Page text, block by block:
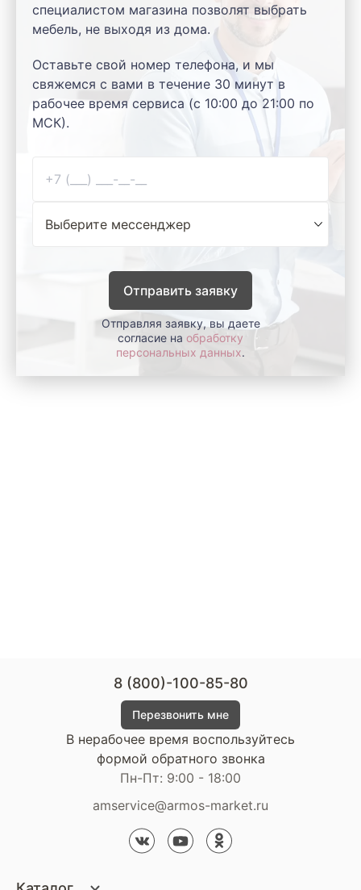
специалистом магазина позволят выбрать
мебель, не выходя из дома.
Оставьте свой номер телефона, и мы
свяжемся с вами в течение 30 минут в
рабочее время сервиса (с 10:00 до 21:00 по
МСК).
Отправить заявку
Отправляя заявку, вы даете
согласие на обработку
персональных данных.
8 (800)-100-85-80
Перезвонить мне
В нерабочее время воспользуйтесь
формой обратного звонка
Пн-Пт: 9:00 - 18:00
amservice@armos-market.ru